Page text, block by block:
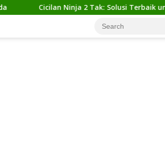
Cicilan Ninja 2 Tak: Solusi Terbaik untuk